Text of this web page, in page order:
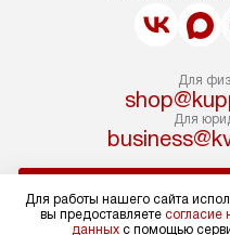
Для
Для
Для работы нашего сайта
вы предоставляете согласие
данных с помощью